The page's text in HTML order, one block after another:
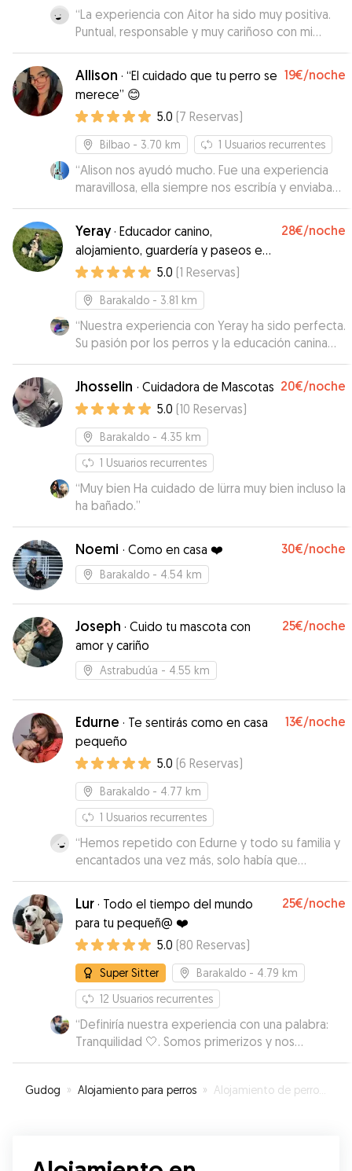
“La experiencia con Aitor ha sido muy positiva.
Puntual, responsable y muy cariñoso con mi
perro. Se nota que le encantan los animales y
que tiene experiencia.
Allison · “El cuidado que tu perro se
merece” 😊
19€/noche
5.0 (7 Reservas)
Bilbao - 3.70 km 1 Usuarios recurrentes
“Alison nos ayudó mucho. Fue una experiencia
maravillosa, ella siempre nos escribía y enviaba
fotos. Nuestro perro quedó muy contento.”
Yeray· Educador canino,
alojamiento, guardería y paseos en
Vizcaya
28€/noche
5.0 (1 Reservas)
Barakaldo - 3.81 km
“Nuestra experiencia con Yeray ha sido perfecta.
Su pasión por los perros y la educación canina
respetuosa se nota en la profesionalidad y la
tranquilidad que transmite. Terra ha estado
encantada 🥰”
Jhosselin · Cuidadora de Mascotas 20€/noche
5.0 (10 Reservas)
Barakaldo - 4.35 km
1 Usuarios recurrentes
“Muy bien Ha cuidado de lürra muy bien incluso la
ha bañado.”
Noemi · Como en casa ❤️ 30€/noche
Barakaldo - 4.54 km
Joseph · Cuido tu mascota con
amor y cariño
25€/noche
Astrabudúa - 4.55 km
Edurne · Te sentirás como en casa
pequeño
13€/noche
5.0 (6 Reservas)
Barakaldo - 4.77 km
1 Usuarios recurrentes
“Hemos repetido con Edurne y todo su familia y
encantados una vez más, solo había que
observar como la recibió mi perrete cuando la
volvió a ver, estaba muy contento
Lur · Todo el tiempo del mundo
para tu pequeñ@ ❤️
25€/noche
5.0 (80 Reservas)
Super Sitter Barakaldo - 4.79 km
12 Usuarios recurrentes
“Definiría nuestra experiencia con una palabra:
Tranquilidad 🤍. Somos primerizos y nos
agobiaba mucho el tema, pero hemos tenido
mejores manos, lleno de mimos y con una familia
estado como en casa. Sin duda volveremos a
Gudog » Alojamiento para perros » Alojamiento de perros en Trapagaran